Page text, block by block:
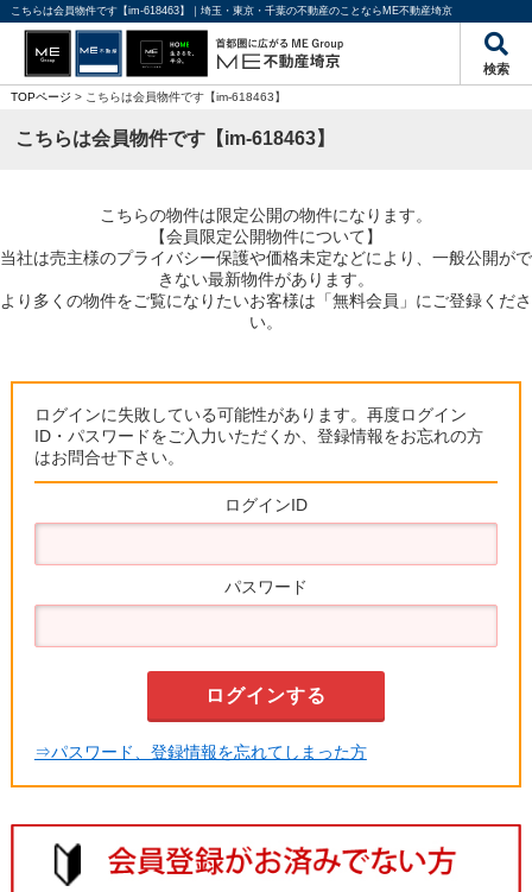
こちらは会員物件です【im-618463】｜埼玉・東京・千葉の不動産のことならME不動産埼京
検索
TOPページ > こちらは会員物件です【im-618463】
こちらは会員物件です【im-618463】
こちらの物件は限定公開の物件になります。
【会員限定公開物件について】
当社は売主様のプライバシー保護や価格未定などにより、一般公開がで
きない最新物件があります。
より多くの物件をご覧になりたいお客様は「無料会員」にご登録くださ
い。
ログインに失敗している可能性があります。再度ログイン
ID・パスワードをご入力いただくか、登録情報をお忘れの方
はお問合せ下さい。
ログインID
パスワード
⇒パスワード、登録情報を忘れてしまった方